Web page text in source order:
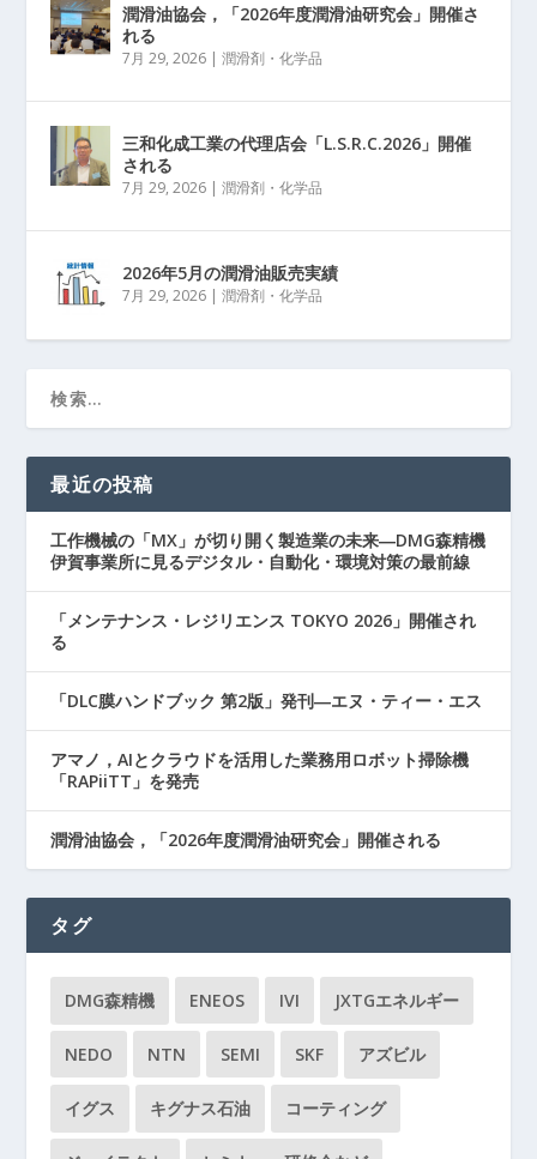
潤滑油協会，「2026年度潤滑油研究会」開催さ
れる
7月 29, 2026 |潤滑剤・化学品
三和化成工業の代理店会「L.S.R.C.2026」開催
される
7月 29, 2026 |潤滑剤・化学品
2026年5月の潤滑油販売実績
7月 29, 2026 |潤滑剤・化学品
最近の投稿
工作機械の「MX」が切り開く製造業の未来―DMG森精機
伊賀事業所に見るデジタル・自動化・環境対策の最前線
「メンテナンス・レジリエンス TOKYO 2026」開催され
る
「DLC膜ハンドブック 第2版」発刊―エヌ・ティー・エス
アマノ，AIとクラウドを活用した業務用ロボット掃除機
「RAPiiTT」を発売
潤滑油協会，「2026年度潤滑油研究会」開催される
タグ
DMG森精機 ENEOS IVI JXTGエネルギー
NEDO NTN SEMI SKF アズビル
イグス キグナス石油 コーティング